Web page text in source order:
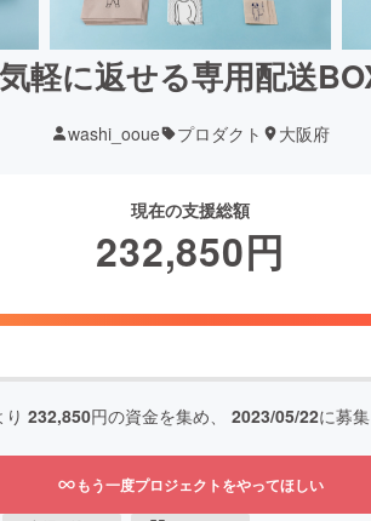
軽に返せる専用配送
washi_ooue プロダクト 大阪府
現在の支援総額
232,850円
232,850円の資金を集め、 2023/05/22に募
もう一度プロジェクトをやってほしい